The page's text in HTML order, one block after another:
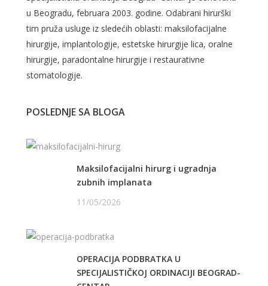
u Beogradu, februara 2003. godine. Odabrani hirurški
tim pruža usluge iz sledećih oblasti: maksilofacijalne
hirurgije, implantologije, estetske hirurgije lica, oralne
hirurgije, paradontalne hirurgije i restaurativne
stomatologije.
POSLEDNJE SA BLOGA
Maksilofacijalni hirurg i ugradnja
zubnih implanata
11/05/2026
OPERACIJA PODBRATKA U
SPECIJALISTIČKOJ ORDINACIJI BEOGRAD-